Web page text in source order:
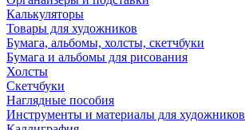
Калькуляторы
Товары для художников
Бумага, альбомы, холсты, скетчбуки
Бумага и альбомы для рисования
Холсты
Скетчбуки
Наглядные пособия
Инструменты и материалы для художников